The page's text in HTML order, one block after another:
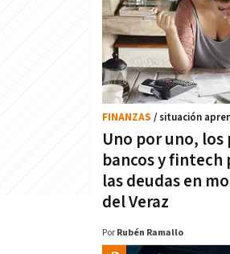
Uno por uno, los
bancos y fintech
las deudas en
del Veraz
FINANZAS / situación
Por Rubén Ramallo